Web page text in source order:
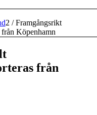
2 / Framgångsrikt
Köpenhamn
från